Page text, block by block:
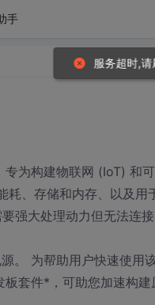
手
为构建物联网 (IoT) 和
、存储和内存、以及用
大处理动力但无法连接
。 为帮助用户快速使用
套件*，可助您加速构